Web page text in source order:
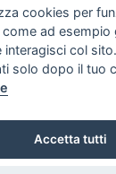
Brescia
25082 Botticino,
cookies per
ad esempio
interagisci col
solo dopo il tuo
Accetta tutti